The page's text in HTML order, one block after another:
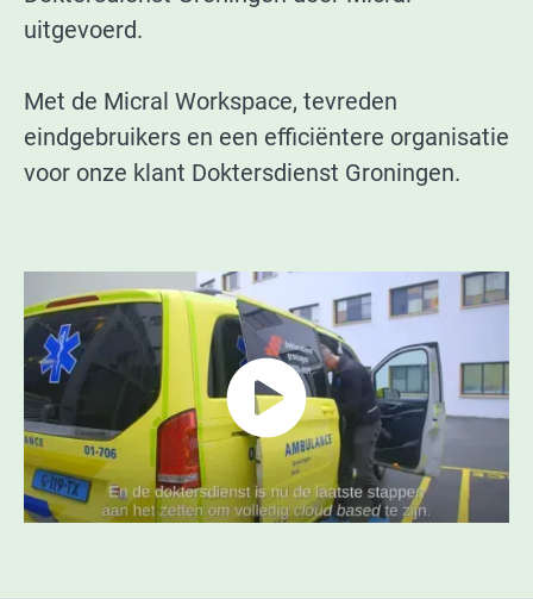
uitgevoerd.
Met de Micral Workspace, tevreden
eindgebruikers en een efficiëntere organisatie
voor onze klant Doktersdienst Groningen.